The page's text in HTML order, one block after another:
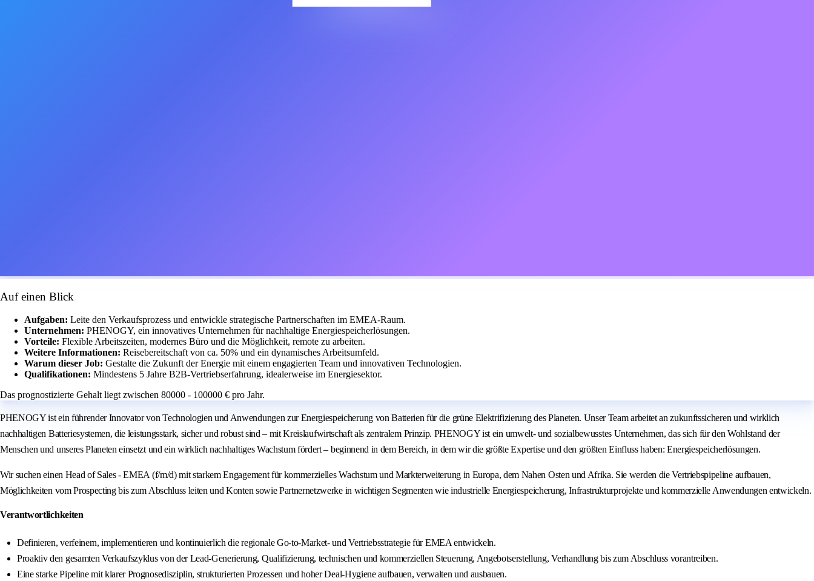
Auf einen Blick
Aufgaben: Leite den Verkaufsprozess und entwickle strategische Partnerschaften im EMEA-Raum.
Unternehmen: PHENOGY, ein innovatives Unternehmen für nachhaltige Energiespeicherlösungen.
Vorteile: Flexible Arbeitszeiten, modernes Büro und die Möglichkeit, remote zu arbeiten.
Weitere Informationen: Reisebereitschaft von ca. 50% und ein dynamisches Arbeitsumfeld.
Warum dieser Job: Gestalte die Zukunft der Energie mit einem engagierten Team und innovativen Technologien.
Qualifikationen: Mindestens 5 Jahre B2B-Vertriebserfahrung, idealerweise im Energiesektor.
Das prognostizierte Gehalt liegt zwischen 80000 - 100000 € pro Jahr.
PHENOGY ist ein führender Innovator von Technologien und Anwendungen zur Energiespeicherung von Batterien für die grüne Elektrifizierung des Planeten. Unser Team arbeitet an zukunftssicheren und wirklich
nachhaltigen Batteriesystemen, die leistungsstark, sicher und robust sind – mit Kreislaufwirtschaft als zentralem Prinzip. PHENOGY ist ein umwelt- und sozialbewusstes Unternehmen, das sich für den Wohlstand der
Menschen und unseres Planeten einsetzt und ein wirklich nachhaltiges Wachstum fördert – beginnend in dem Bereich, in dem wir die größte Expertise und den größten Einfluss haben: Energiespeicherlösungen.
Wir suchen einen Head of Sales - EMEA (f/m/d) mit starkem Engagement für kommerzielles Wachstum und Markterweiterung in Europa, dem Nahen Osten und Afrika. Sie werden die Vertriebspipeline aufbauen,
Möglichkeiten vom Prospecting bis zum Abschluss leiten und Konten sowie Partnernetzwerke in wichtigen Segmenten wie industrielle Energiespeicherung, Infrastrukturprojekte und kommerzielle Anwendungen entwickeln.
Verantwortlichkeiten
Definieren, verfeinern, implementieren und kontinuierlich die regionale Go-to-Market- und Vertriebsstrategie für EMEA entwickeln.
Proaktiv den gesamten Verkaufszyklus von der Lead-Generierung, Qualifizierung, technischen und kommerziellen Steuerung, Angebotserstellung, Verhandlung bis zum Abschluss vorantreiben.
Eine starke Pipeline mit klarer Prognosedisziplin, strukturierten Prozessen und hoher Deal-Hygiene aufbauen, verwalten und ausbauen.